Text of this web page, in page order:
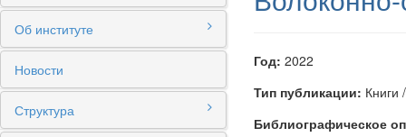
Об институте
Новости
Структура
Год: 2022
Тип публикации: Книги
Библиографическое